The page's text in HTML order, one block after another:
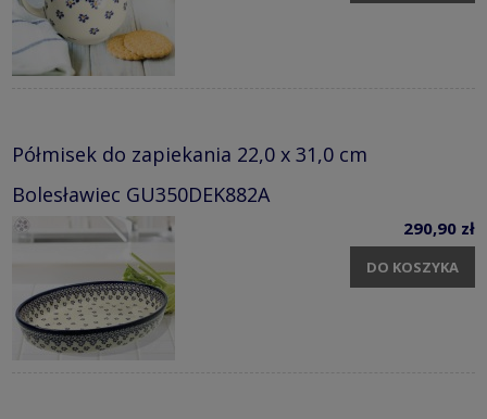
Półmisek do zapiekania 22,0 x 31,0 cm
Bolesławiec GU350DEK882A
290,90 zł
DO KOSZYKA